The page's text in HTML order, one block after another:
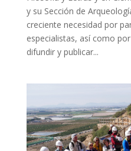
y su Sección de
creciente necesidad por
especialistas, así como
difundir y publicar...